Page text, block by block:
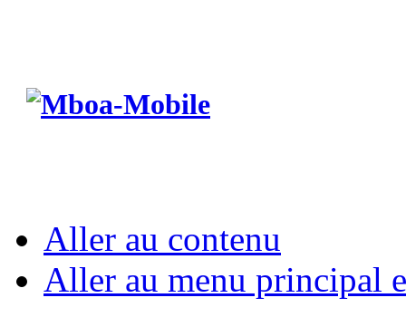
Aller au contenu
Aller au menu principal